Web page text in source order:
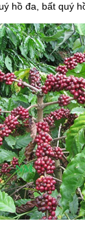
hồ đa, bất quý